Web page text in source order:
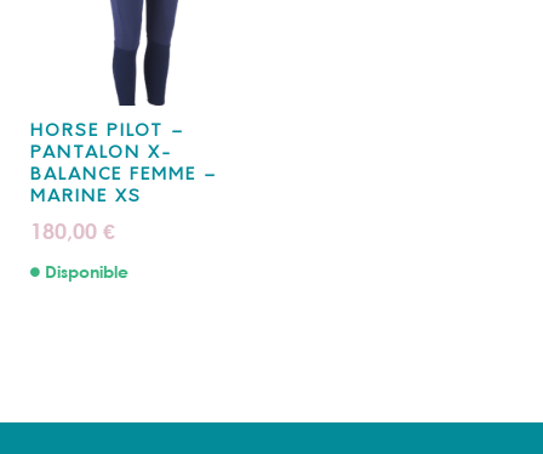
HORSE PILOT –
PANTALON X-
BALANCE FEMME –
MARINE XS
180,00 €
Disponible